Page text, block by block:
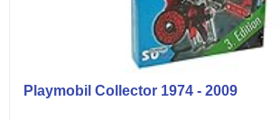
Playmobil Collector 1974 - 2009